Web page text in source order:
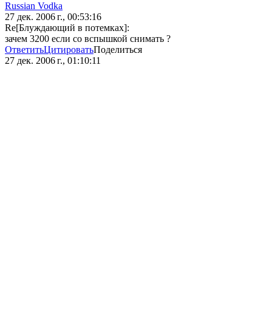
Russian Vodka
27 дек. 2006 г., 00:53:16
Re[Блуждающий в потемках]:
зачем 3200 если со вспышкой снимать ?
ОтветитьЦитироватьПоделиться
27 дек. 2006 г., 01:10:11